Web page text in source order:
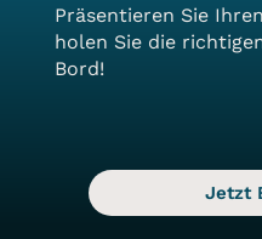
Präsentieren Sie
holen Sie die
Bord!
Jetzt